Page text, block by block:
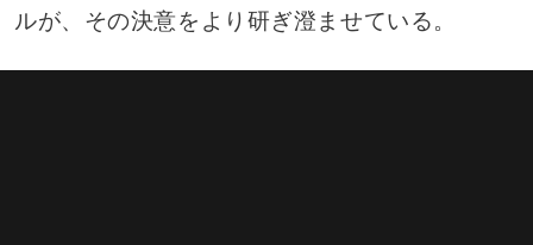
ルが、その決意をより研ぎ澄ませている。